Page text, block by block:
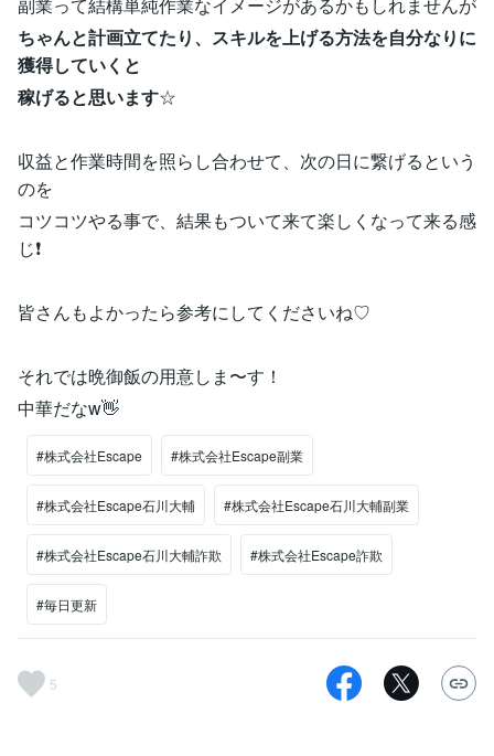
ちゃんと計画立てたり、スキルを上げる方法を自分なりに
獲得していくと
稼げると思います☆
収益と作業時間を照らし合わせて、次の日に繋げるという
のを
コツコツやる事で、結果もついて来て楽しくなって来る感
じ❗️
皆さんもよかったら参考にしてくださいね♡
それでは晩御飯の用意しま〜す！
中華だなw👋
#株式会社Escape #株式会社Escape副業
#株式会社Escape石川大輔 #株式会社Escape石川大輔副業
#株式会社Escape石川大輔詐欺 #株式会社Escape詐欺
#毎日更新
5